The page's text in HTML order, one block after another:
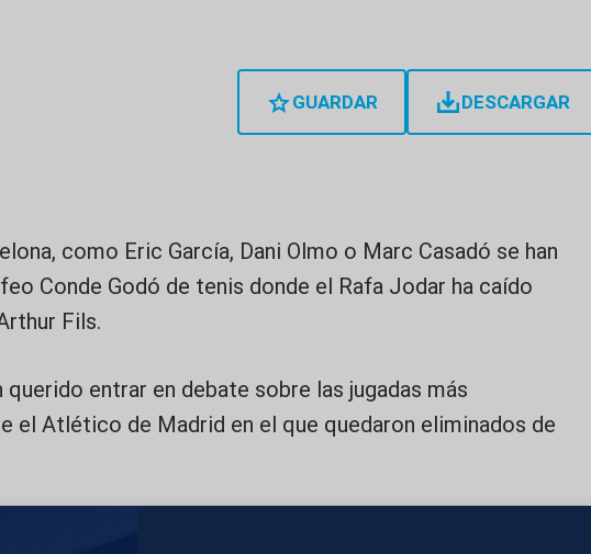
GUARDAR DESCARGAR
como Eric García, Dani Olmo o Marc Casadó se han
Conde Godó de tenis donde el Rafa Jodar ha caído
Fils.
querido entrar en debate sobre las jugadas más
el Atlético de Madrid en el que quedaron eliminados de